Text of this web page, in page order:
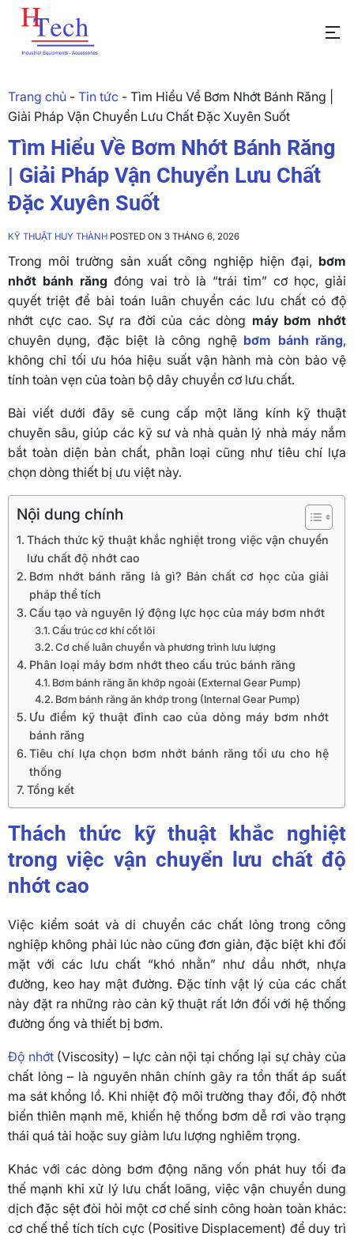
Trang chủ -Tin tức -Tìm Hiểu Về Bơm Nhớt Bánh Răng |
Giải Pháp Vận Chuyển Lưu Chất Đặc Xuyên Suốt
Tìm Hiểu Về Bơm Nhớt Bánh Răng
| Giải Pháp Vận Chuyển Lưu Chất
Đặc Xuyên Suốt
KỸ THUẬT HUY THÀNH POSTED ON 3 THÁNG 6, 2026
Trong môi trường sản xuất công nghiệp hiện đại, bơm
nhớt bánh răng đóng vai trò là “trái tim” cơ học, giải
quyết triệt để bài toán luân chuyển các lưu chất có độ
nhớt cực cao. Sự ra đời của các dòng máy bơm nhớt
chuyên dụng, đặc biệt là công nghệ bơm bánh răng,
không chỉ tối ưu hóa hiệu suất vận hành mà còn bảo vệ
tính toàn vẹn của toàn bộ dây chuyền cơ lưu chất.
Bài viết dưới đây sẽ cung cấp một lăng kính kỹ thuật
chuyên sâu, giúp các kỹ sư và nhà quản lý nhà máy nắm
bắt toàn diện bản chất, phân loại cũng như tiêu chí lựa
chọn dòng thiết bị ưu việt này.
Nội dung chính
Thách thức kỹ thuật khắc nghiệt trong việc vận chuyển
lưu chất độ nhớt cao
Bơm nhớt bánh răng là gì? Bản chất cơ học của giải
pháp thể tích
Cấu tạo và nguyên lý động lực học của máy bơm nhớt
Cấu trúc cơ khí cốt lõi
Cơ chế luân chuyển và phương trình lưu lượng
Phân loại máy bơm nhớt theo cấu trúc bánh răng
Bơm bánh răng ăn khớp ngoài (External Gear Pump)
Bơm bánh răng ăn khớp trong (Internal Gear Pump)
Ưu điểm kỹ thuật đỉnh cao của dòng máy bơm nhớt
bánh răng
Tiêu chí lựa chọn bơm nhớt bánh răng tối ưu cho hệ
thống
Tổng kết
Thách thức kỹ thuật khắc nghiệt
trong việc vận chuyển lưu chất độ
nhớt cao
Việc kiểm soát và di chuyển các chất lỏng trong công
nghiệp không phải lúc nào cũng đơn giản, đặc biệt khi đối
mặt với các lưu chất “khó nhằn” như dầu nhớt, nhựa
đường, keo hay mật đường. Đặc tính vật lý của các chất
này đặt ra những rào cản kỹ thuật rất lớn đối với hệ thống
đường ống và thiết bị bơm.
Độ nhớt(Viscosity) – lực cản nội tại chống lại sự chảy của
chất lỏng – là nguyên nhân chính gây ra tổn thất áp suất
ma sát khổng lồ. Khi nhiệt độ môi trường thay đổi, độ nhớt
biến thiên mạnh mẽ, khiến hệ thống bơm dễ rơi vào trạng
thái quá tải hoặc suy giảm lưu lượng nghiêm trọng.
Khác với các dòng bơm động năng vốn phát huy tối đa
thế mạnh khi xử lý lưu chất loãng, việc vận chuyển dung
dịch đặc sệt đòi hỏi một cơ chế sinh công hoàn toàn khác:
cơ chế thể tích tích cực (Positive Displacement) để duy trì